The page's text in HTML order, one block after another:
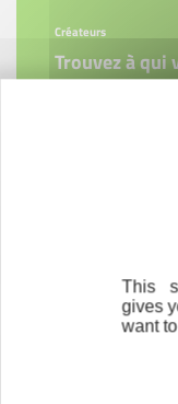
Créateurs
Trouvez à qui
Accompagnement
projet
This
gives
want